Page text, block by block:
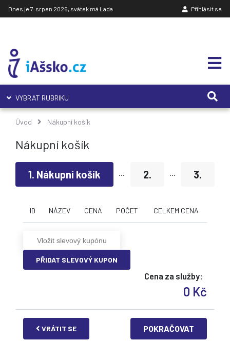
Dnes je 7. srpen 2026, svátek má Lada Přihlásit se
VYBRAT RUBRIKU
Úvod Nákupní košík
Nákupní košík
1. Nákupní košík ··· 2. ··· 3.
ID NÁZEV CENA POČET CELKEM CENA
PŘIDAT SLEVOVÝ KUPON
Cena za služby:
0 Kč
VRÁTIT SE POKRAČOVAT